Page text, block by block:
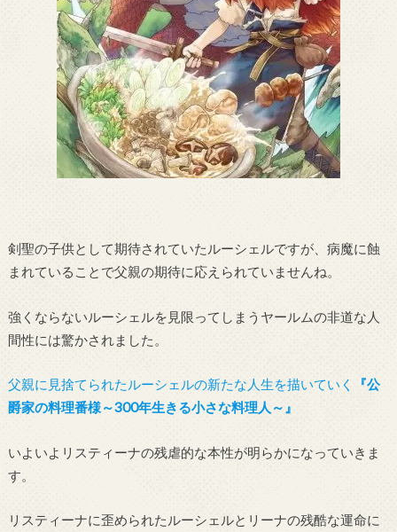
剣聖の子供として期待されていたルーシェルですが、病魔に蝕
まれていることで父親の期待に応えられていませんね。
強くならないルーシェルを見限ってしまうヤールムの非道な人
間性には驚かされました。
父親に見捨てられたルーシェルの新たな人生を描いていく
『公
爵家の料理番様～300年生きる小さな料理人～』
いよいよリスティーナの残虐的な本性が明らかになっていきま
す。
リスティーナに歪められたルーシェルとリーナの残酷な運命に